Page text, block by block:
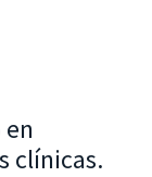
clínicas.